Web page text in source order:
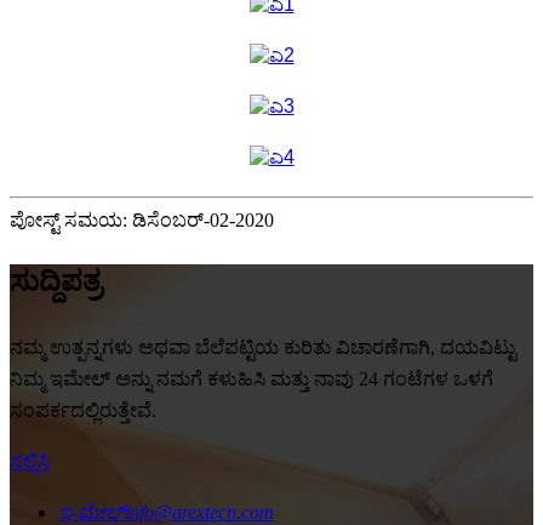
ಪೋಸ್ಟ್ ಸಮಯ: ಡಿಸೆಂಬರ್-02-2020
ಸುದ್ದಿಪತ್ರ
ನಮ್ಮ ಉತ್ಪನ್ನಗಳು ಅಥವಾ ಬೆಲೆಪಟ್ಟಿಯ ಕುರಿತು ವಿಚಾರಣೆಗಾಗಿ, ದಯವಿಟ್ಟು
ನಿಮ್ಮ ಇಮೇಲ್ ಅನ್ನು ನಮಗೆ ಕಳುಹಿಸಿ ಮತ್ತು ನಾವು 24 ಗಂಟೆಗಳ ಒಳಗೆ
ಸಂಪರ್ಕದಲ್ಲಿರುತ್ತೇವೆ.
ಸಲ್ಲಿಸಿ
ಇ-ಮೇಲ್info@arextecn.com